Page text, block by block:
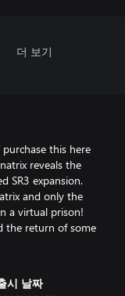
더 보기
this here
reveals the
SR3 expansion.
and only the
a virtual prison!
the return of some
시 날짜